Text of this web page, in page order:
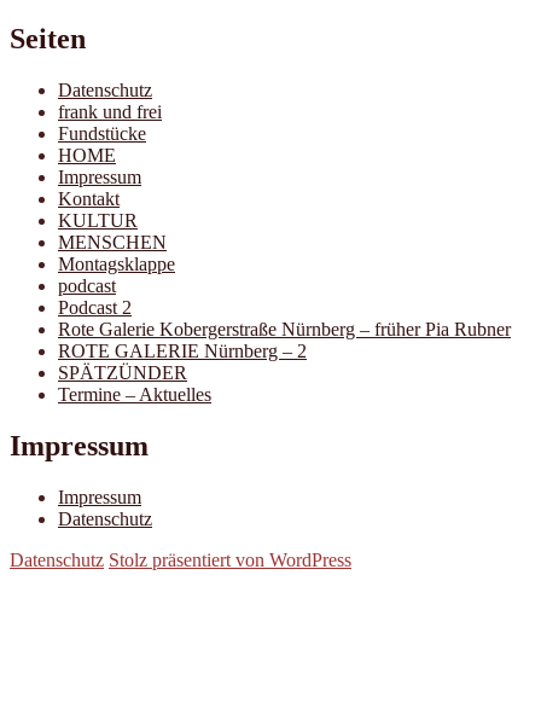
Seiten
Datenschutz
frank und frei
Fundstücke
HOME
Impressum
Kontakt
KULTUR
MENSCHEN
Montagsklappe
podcast
Podcast 2
Rote Galerie Kobergerstraße Nürnberg – früher Pia Rubner
ROTE GALERIE Nürnberg – 2
SPÄTZÜNDER
Termine – Aktuelles
Impressum
Impressum
Datenschutz
Datenschutz Stolz präsentiert von WordPress